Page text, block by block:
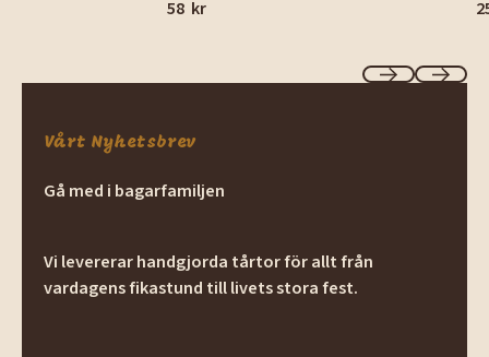
58 kr
PreviousNext
Vårt Nyhetsbrev
Gå med i bagarfamiljen
Vi levererar handgjorda tårtor för allt från
vardagens fikastund till livets stora fest.